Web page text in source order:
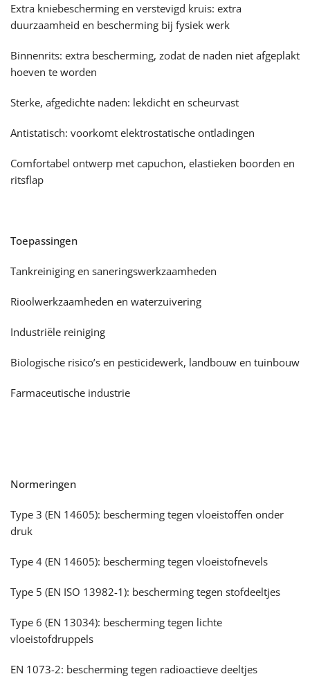
Extra kniebescherming en verstevigd kruis: extra
duurzaamheid en bescherming bij fysiek werk
Binnenrits: extra bescherming, zodat de naden niet afgeplakt
hoeven te worden
Sterke, afgedichte naden: lekdicht en scheurvast
Antistatisch: voorkomt elektrostatische ontladingen
Comfortabel ontwerp met capuchon, elastieken boorden en
ritsflap
Toepassingen
Tankreiniging en saneringswerkzaamheden
Rioolwerkzaamheden en waterzuivering
Industriële reiniging
Biologische risico’s en pesticidewerk, landbouw en tuinbouw
Farmaceutische industrie
Normeringen
Type 3 (EN 14605): bescherming tegen vloeistoffen onder
druk
Type 4 (EN 14605): bescherming tegen vloeistofnevels
Type 5 (EN ISO 13982-1): bescherming tegen stofdeeltjes
Type 6 (EN 13034): bescherming tegen lichte
vloeistofdruppels
EN 1073-2: bescherming tegen radioactieve deeltjes